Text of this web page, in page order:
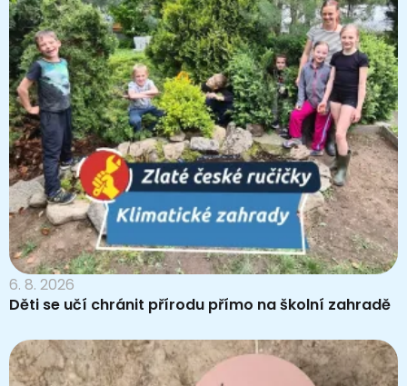
6. 8. 2026
Děti se učí chránit přírodu přímo na školní zahradě